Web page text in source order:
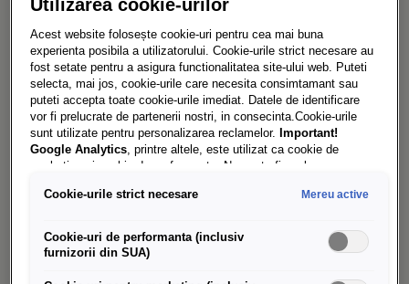
service și folosirea de piese de schimb originale
sunt esențiale pentru mobilitatea ta.
Avem grijă de automobilul tău Amarok și ne
bucurăm să fim primul tău punct de contact
atunci când este vorba despre solicitări legate de
service.
Efectuarea lucrărilor de întreținere și reparație în
service-urile autorizate Volkswagen
Utilizarea cookie-urilor
Acest website folosește cookie-uri pentru cea mai buna
experienta posibila a utilizatorului. Cookie-urile strict necesare au
fost setate pentru a asigura functionalitatea site-ului web. Puteti
selecta, mai jos, cookie-urile care necesita consimtamant sau
puteti accepta toate cookie-urile imediat. Datele de identificare
vor fi prelucrate de partenerii nostri, in consecinta.Cookie-urile
sunt utilizate pentru personalizarea reclamelor.
Important!
Google Analytics, printre altele, este utilizat ca cookie de
marketing și cookie de performanta. Nu poate fi exclus ca
Aceasta tara are un nivel mai scazut de protectie a datelor decat
de securitate din SUA sa obtina acces la date datorita legislatiei
actuale. Ca urmare, interferenta cu drepturile și libertatile
setarea cookie-urilor in scopuri de marketing sau a cookie-
Cookie-urile strict necesare Mereu active
Cookie-uri de performanta (inclusiv
furnizorii din SUA)